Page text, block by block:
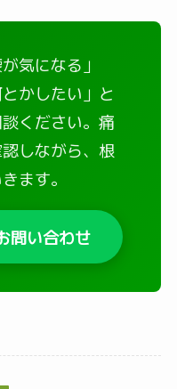
気になる」
かしたい」と
ください。痛
しながら、根
ます。
問い合わせ